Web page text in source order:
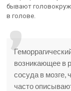
бывают
в голове.
возникающее в
сосуда в мозге,
часто